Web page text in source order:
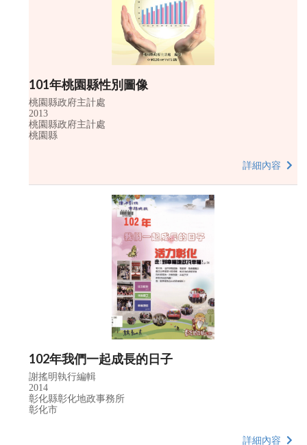
101年桃園縣性別圖像
桃園縣政府主計處
2013
桃園縣政府主計處
桃園縣
詳細內容
102年我們一起成長的日子
謝搖明執行編輯
2014
彰化縣彰化地政事務所
彰化市
詳細內容